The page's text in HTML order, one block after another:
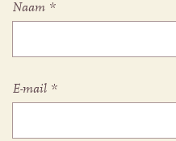
Naam *
E-mail *